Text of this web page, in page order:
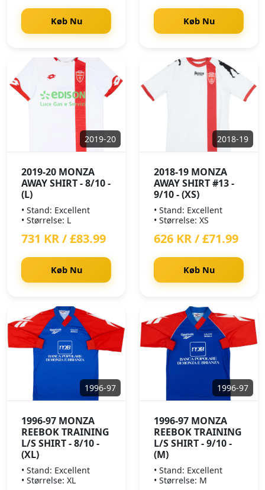
Køb Nu Køb Nu
2019-20
2019-20 MONZA
AWAY SHIRT - 8/10 -
(L)
• Stand: Excellent
• Størrelse: L
731 KR / £83.99
Køb Nu
2018-19
2018-19 MONZA
AWAY SHIRT #13 -
9/10 - (XS)
• Stand: Excellent
• Størrelse: XS
626 KR / £71.99
Køb Nu
1996-97
1996-97 MONZA
REEBOK TRAINING
L/S SHIRT - 8/10 -
(XL)
• Stand: Excellent
• Størrelse: XL
1996-97
1996-97 MONZA
REEBOK TRAINING
L/S SHIRT - 9/10 -
(M)
• Stand: Excellent
• Størrelse: M